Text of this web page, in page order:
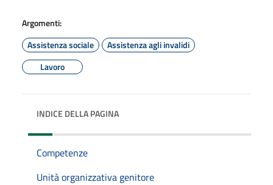
Argomenti:
Assistenza sociale
Assistenza agli invalidi
Lavoro
INDICE DELLA PAGINA
Competenze
Unità organizzativa genitore